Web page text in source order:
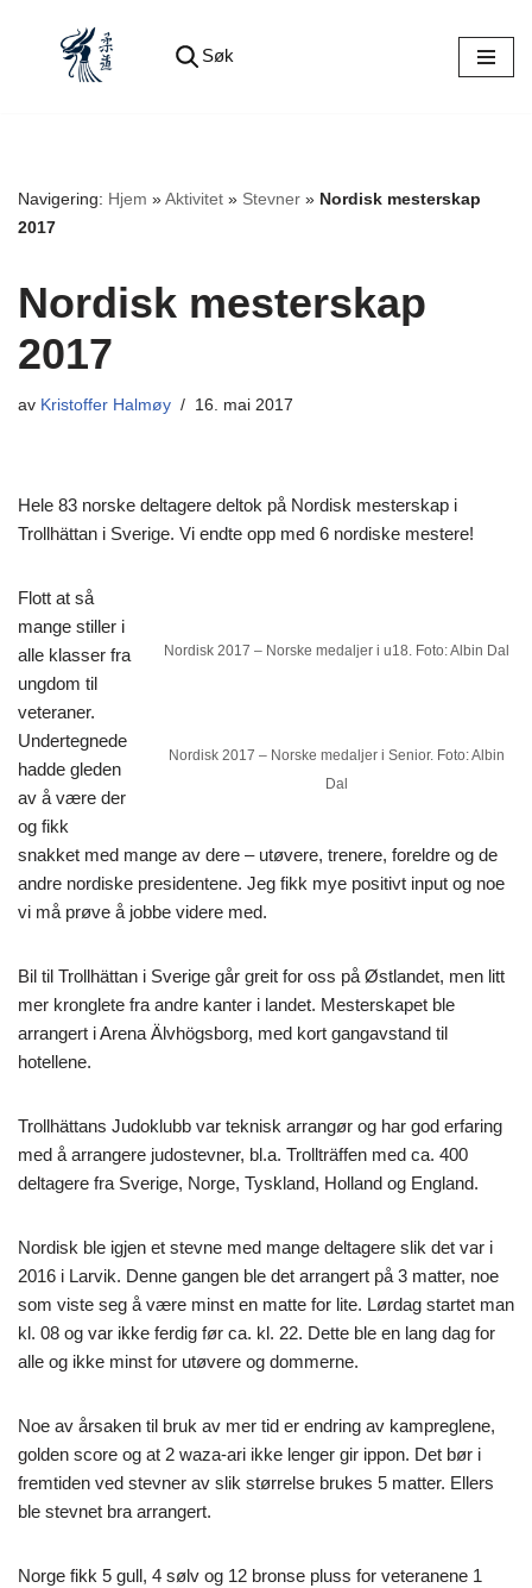
Søk
Navigering: Hjem »Aktivitet » Stevner » Nordisk mesterskap
2017
Nordisk mesterskap
2017
av Kristoffer Halmøy 16. mai 2017
Hele 83 norske deltagere deltok på Nordisk mesterskap i
Trollhättan i Sverige. Vi endte opp med 6 nordiske mestere!
Nordisk 2017 – Norske medaljer i u18. Foto: Albin Dal
Nordisk 2017 – Norske medaljer i Senior. Foto: Albin
Dal
Flott at så
mange stiller i
alle klasser fra
ungdom til
veteraner.
Undertegnede
hadde gleden
av å være der
og fikk
snakket med mange av dere – utøvere, trenere, foreldre og de
andre nordiske presidentene. Jeg fikk mye positivt input og noe
vi må prøve å jobbe videre med.
Bil til Trollhättan i Sverige går greit for oss på Østlandet, men litt
mer kronglete fra andre kanter i landet. Mesterskapet ble
arrangert i Arena Älvhögsborg, med kort gangavstand til
hotellene.
Trollhättans Judoklubb var teknisk arrangør og har god erfaring
med å arrangere judostevner, bl.a. Trollträffen med ca. 400
deltagere fra Sverige, Norge, Tyskland, Holland og England.
Nordisk ble igjen et stevne med mange deltagere slik det var i
2016 i Larvik. Denne gangen ble det arrangert på 3 matter, noe
som viste seg å være minst en matte for lite. Lørdag startet man
kl. 08 og var ikke ferdig før ca. kl. 22. Dette ble en lang dag for
alle og ikke minst for utøvere og dommerne.
Noe av årsaken til bruk av mer tid er endring av kampreglene,
golden score og at 2 waza-ari ikke lenger gir ippon. Det bør i
fremtiden ved stevner av slik størrelse brukes 5 matter. Ellers
ble stevnet bra arrangert.
Norge fikk 5 gull, 4 sølv og 12 bronse pluss for veteranene 1